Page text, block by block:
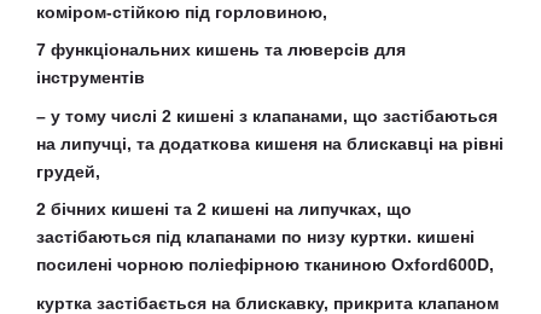
коміром-стійкою під горловиною,
7 функціональних кишень та люверсів для
інструментів
– у тому числі 2 кишені з клапанами, що застібаються
на липучці, та додаткова кишеня на блискавці на рівні
грудей,
2 бічних кишені та 2 кишені на липучках, що
застібаються під клапанами по низу куртки. кишені
посилені чорною поліефірною тканиною Oxford600D,
куртка застібається на блискавку, прикрита клапаном